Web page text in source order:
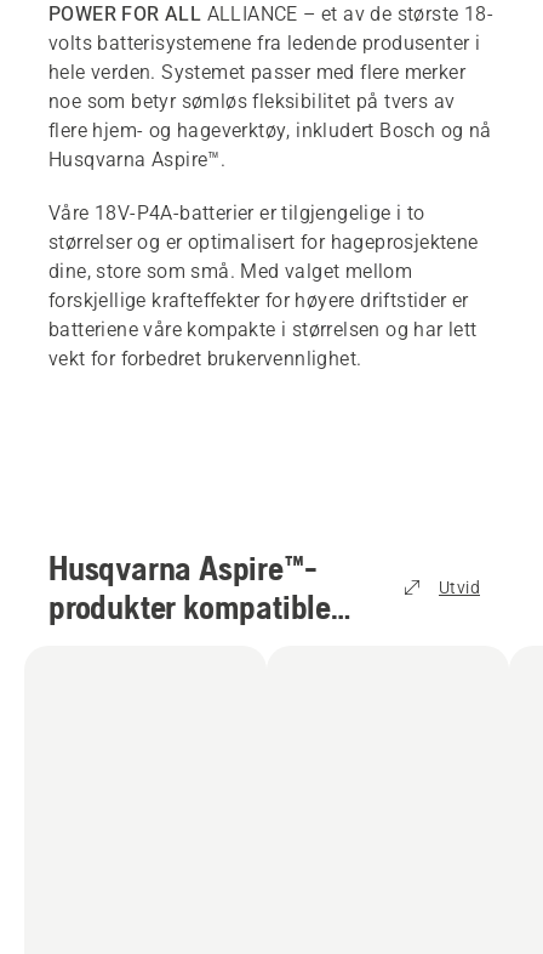
POWER FOR ALL ALLIANCE – et av de største 18-
volts batterisystemene fra ledende produsenter i
hele verden. Systemet passer med flere merker
noe som betyr sømløs fleksibilitet på tvers av
flere hjem- og hageverktøy, inkludert Bosch og nå
Husqvarna Aspire™.
Våre 18V-P4A-batterier er tilgjengelige i to
størrelser og er optimalisert for hageprosjektene
dine, store som små. Med valget mellom
forskjellige krafteffekter for høyere driftstider er
batteriene våre kompakte i størrelsen og har lett
vekt for forbedret brukervennlighet.
Husqvarna Aspire™-
produkter kompatible
Utvid